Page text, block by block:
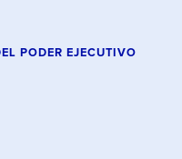
PODER EJECUTIVO